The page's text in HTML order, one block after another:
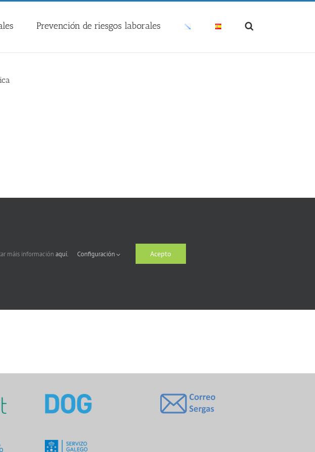
Prevención de riesgos laborales
máis información aquí. Configuración Acepto